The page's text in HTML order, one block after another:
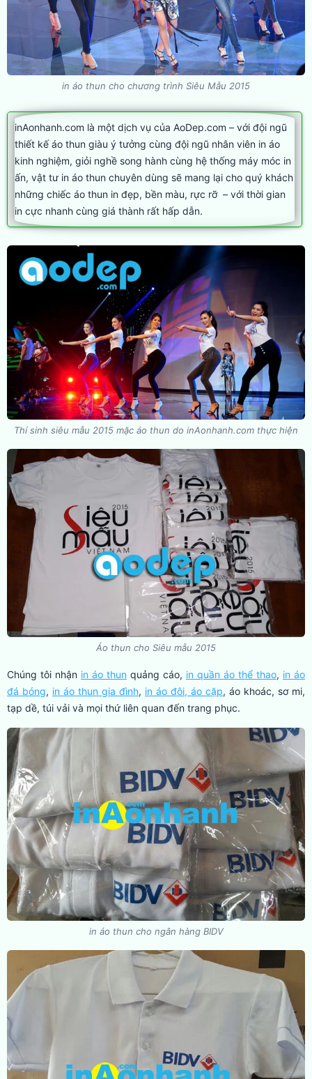
in áo thun cho chương trình Siêu Mẫu 2015
inAonhanh.com là một dịch vụ của AoDep.com – với đội ngũ
thiết kế áo thun giàu ý tưởng cùng đội ngũ nhân viên in áo
kinh nghiệm, giỏi nghề song hành cùng hệ thống máy móc in
ấn, vật tư in áo thun chuyên dùng sẽ mang lại cho quý khách
những chiếc áo thun in đẹp, bền màu, rực rỡ – với thời gian
in cực nhanh cùng giá thành rất hấp dẫn.
Thí sinh siêu mẫu 2015 mặc áo thun do inAonhanh.com thực hiện
Áo thun cho Siêu mẫu 2015
Chúng tôi nhận in áo thun quảng cáo, in quần áo thể thao, in áo
đá bóng, in áo thun gia đình, in áo đôi, áo cặp, áo khoác, sơ mi,
tạp dề, túi vải và mọi thứ liên quan đến trang phục.
in áo thun cho ngân hàng BIDV